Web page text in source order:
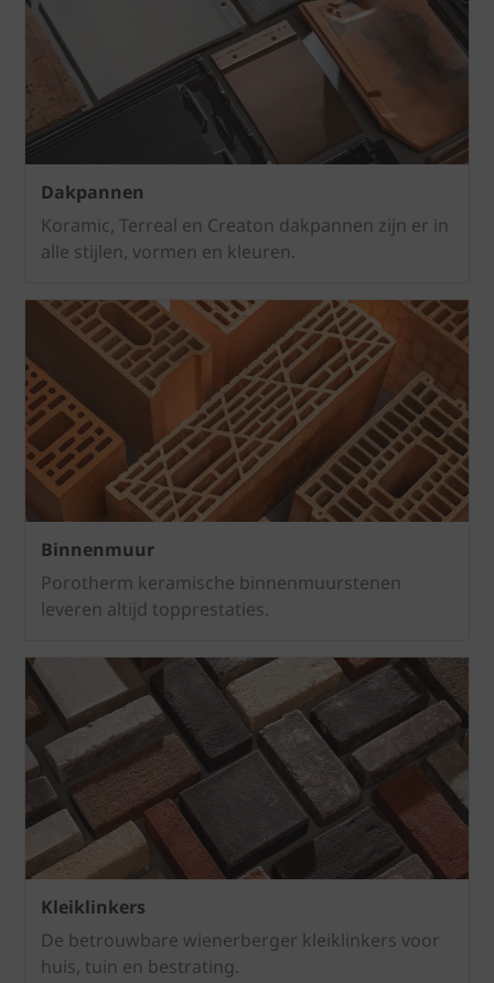
Dakpannen
Koramic, Terreal en Creaton dakpannen zijn er in
alle stijlen, vormen en kleuren.
Binnenmuur
Porotherm keramische binnenmuurstenen
leveren altijd topprestaties.
Kleiklinkers
De betrouwbare wienerberger kleiklinkers voor
huis, tuin en bestrating.